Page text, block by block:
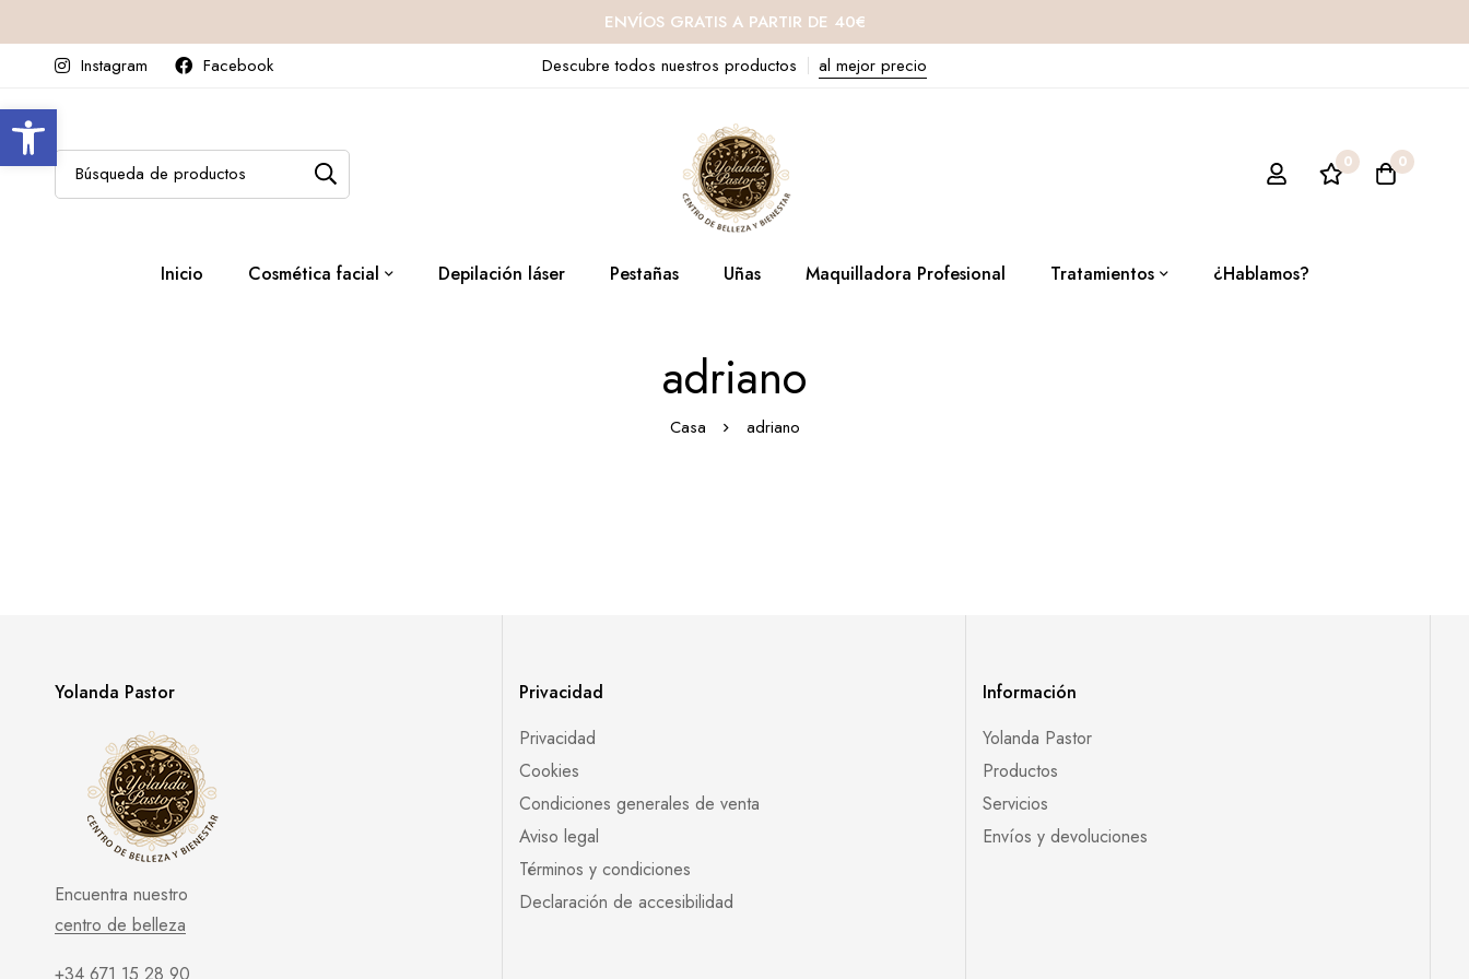
Abrir barra de herramientas
ENVÍOS GRATIS A PARTIR DE 40€
Instagram
Facebook Descubre todos nuestros productos al mejor precio
0 0
Inicio Cosmética facial Depilación láser Pestañas Uñas Maquilladora Profesional Tratamientos ¿Hablamos?
adriano
Casa adriano
Yolanda Pastor
Encuentra nuestro
centro de belleza
+34 671 15 28 90
Privacidad
Privacidad
Cookies
Condiciones generales de venta
Aviso legal
Términos y condiciones
Declaración de accesibilidad
Información
Yolanda Pastor
Productos
Servicios
Envíos y devoluciones